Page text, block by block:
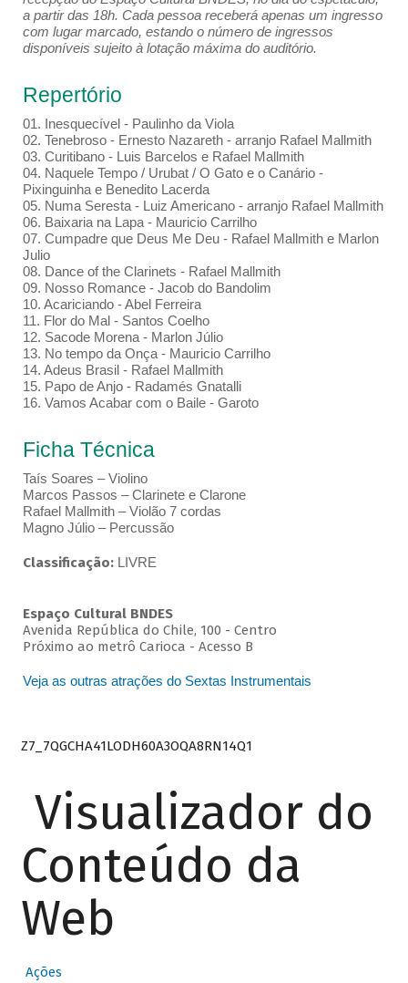
a partir das 18h. Cada pessoa receberá apenas um ingresso
com lugar marcado, estando o número de ingressos
disponíveis sujeito à lotação máxima do auditório.
Repertório
01. Inesquecível - Paulinho da Viola
02. Tenebroso - Ernesto Nazareth - arranjo Rafael Mallmith
03. Curitibano - Luis Barcelos e Rafael Mallmith
04. Naquele Tempo / Urubat / O Gato e o Canário -
Pixinguinha e Benedito Lacerda
05. Numa Seresta - Luiz Americano - arranjo Rafael Mallmith
06. Baixaria na Lapa - Mauricio Carrilho
07. Cumpadre que Deus Me Deu - Rafael Mallmith e Marlon
Julio
08. Dance of the Clarinets - Rafael Mallmith
09. Nosso Romance - Jacob do Bandolim
10. Acariciando - Abel Ferreira
11. Flor do Mal - Santos Coelho
12. Sacode Morena - Marlon Júlio
13. No tempo da Onça - Mauricio Carrilho
14. Adeus Brasil - Rafael Mallmith
15. Papo de Anjo - Radamés Gnatalli
16. Vamos Acabar com o Baile - Garoto
Ficha Técnica
Taís Soares – Violino
Marcos Passos – Clarinete e Clarone
Rafael Mallmith – Violão 7 cordas
Magno Júlio – Percussão
Classificação: LIVRE
Espaço Cultural BNDES
Avenida República do Chile, 100 - Centro
Próximo ao metrô Carioca - Acesso B
Veja as outras atrações do Sextas Instrumentais
Z7_7QGCHA41LODH60A3OQA8RN14Q1
Visualizador do
Conteúdo da
Web
Ações